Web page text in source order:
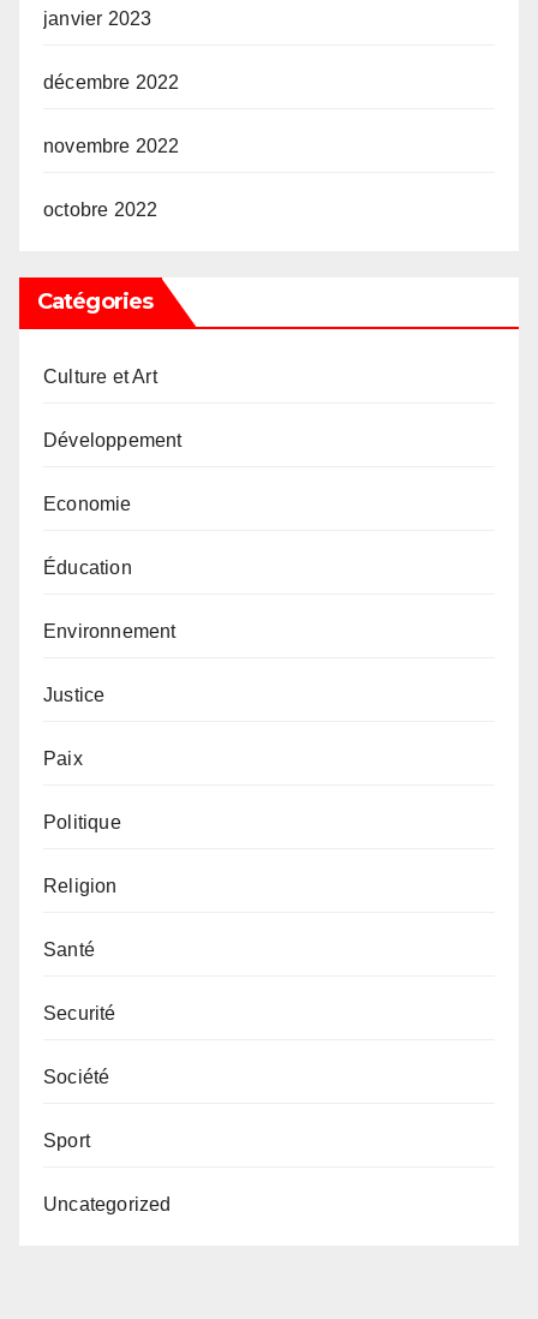
janvier 2023
décembre 2022
novembre 2022
octobre 2022
Catégories
Culture et Art
Développement
Economie
Éducation
Environnement
Justice
Paix
Politique
Religion
Santé
Securité
Société
Sport
Uncategorized